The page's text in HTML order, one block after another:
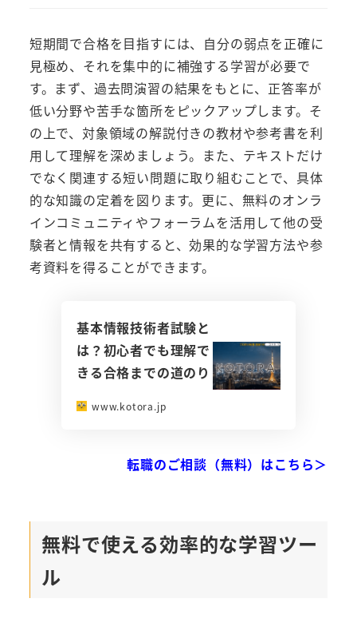
短期間で合格を目指すには、自分の弱点を正確に
見極め、それを集中的に補強する学習が必要で
す。まず、過去問演習の結果をもとに、正答率が
低い分野や苦手な箇所をピックアップします。そ
の上で、対象領域の解説付きの教材や参考書を利
用して理解を深めましょう。また、テキストだけ
でなく関連する短い問題に取り組むことで、具体
的な知識の定着を図ります。更に、無料のオンラ
インコミュニティやフォーラムを活用して他の受
験者と情報を共有すると、効果的な学習方法や参
考資料を得ることができます。
基本情報技術者試験と
は？初心者でも理解で
きる合格までの道のり
www.kotora.jp
転職のご相談（無料）はこちら＞
無料で使える効率的な学習ツー
ル